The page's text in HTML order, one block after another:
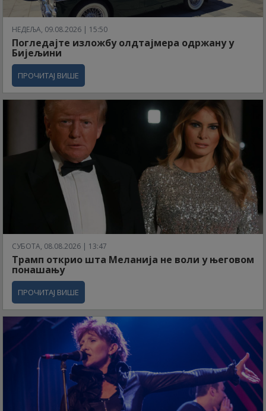
НЕДЕЉА, 09.08.2026 | 15:50
Погледајте изложбу олдтајмера одржану у
Бијељини
ПРОЧИТАЈ ВИШЕ
СУБОТА, 08.08.2026 | 13:47
Трамп открио шта Меланија не воли у његовом
понашању
ПРОЧИТАЈ ВИШЕ